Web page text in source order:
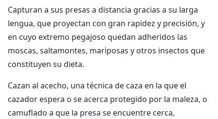
Capturan a sus presas a distancia gracias a su larga
lengua, que proyectan con gran rapidez y precisión, y
en cuyo extremo pegajoso quedan adheridos las
moscas, saltamontes, mariposas y otros insectos que
constituyen su dieta.
Cazan al acecho, una técnica de caza en la que el
cazador espera o se acerca protegido por la maleza, o
camuflado a que la presa se encuentre cerca,